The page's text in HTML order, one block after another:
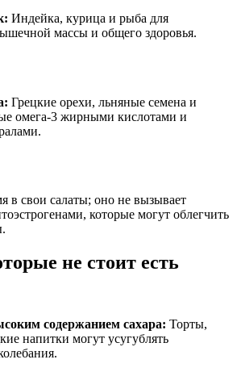
Индейка, курица и рыба для
массы и общего здоровья.
Грецкие орехи, льняные семена и
омега-3 жирными кислотами и
в свои салаты; оно не вызывает
которые могут облегчить
не стоит есть
содержанием сахара: Торты,
напитки могут усугублять